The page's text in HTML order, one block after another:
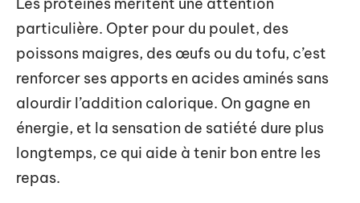
particulière. Opter pour du poulet, des
poissons maigres, des œufs ou du tofu, c’est
renforcer ses apports en acides aminés sans
alourdir l’addition calorique. On gagne en
énergie, et la sensation de satiété dure plus
longtemps, ce qui aide à tenir bon entre les
repas.